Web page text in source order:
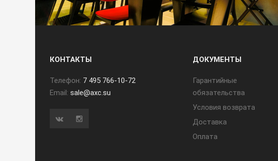
КОНТАКТЫ
Телефон: 7 495 766-10-72
Email: sale@axc.su
ДОКУМЕНТЫ
Гарантийные
обязательства
Условия возврата
Доставка
Оплата